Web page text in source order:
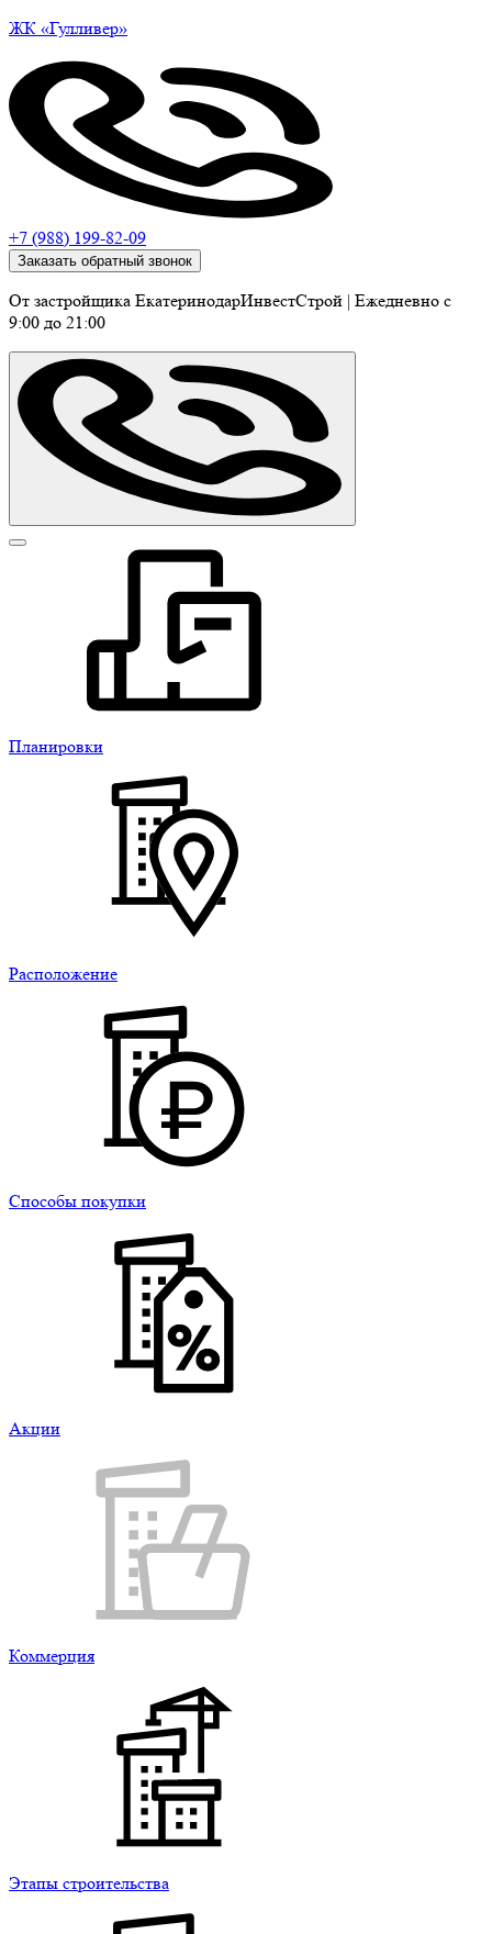
ЖК «Гулливер»
+7 (988) 199-82-09
Заказать обратный звонок
От застройщика ЕкатеринодарИнвестСтрой | Ежедневно c
9:00 до 21:00
Планировки
Расположение
Способы покупки
Акции
Коммерция
Этапы строительства